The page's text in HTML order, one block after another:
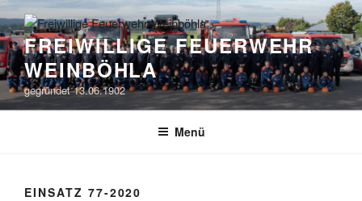
Zum
Inhalt
springenFREIWILLIGE FEUERWEHR
WEINBÖHLA
gegründet 13.06.1902
Menü
EINSATZ 77-2020